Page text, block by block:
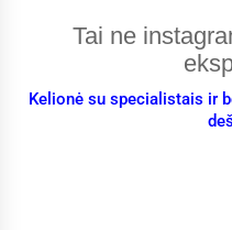
Tai ne
Kelionė su specialistais ir